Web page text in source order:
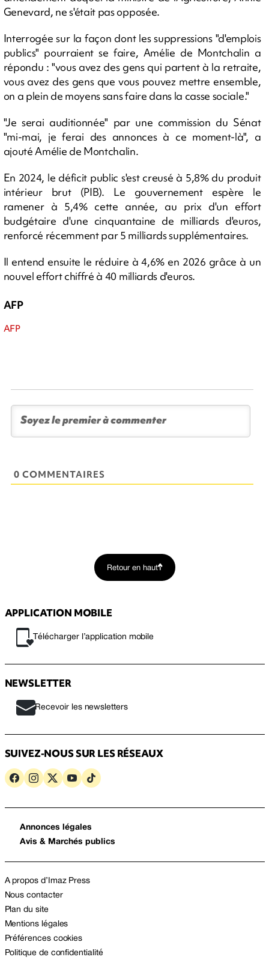
Genevard, ne s'était pas opposée.
Interrogée sur la façon dont les suppressions "d'emplois
publics" pourraient se faire, Amélie de Montchalin a
répondu : "vous avez des gens qui partent à la retraite,
vous avez des gens que vous pouvez mettre ensemble,
on a plein de moyens sans faire dans la casse sociale."
"Je serai auditionnée" par une commission du Sénat
"mi-mai, je ferai des annonces à ce moment-là", a
ajouté Amélie de Montchalin.
En 2024, le déficit public s'est creusé à 5,8% du produit
intérieur brut (PIB). Le gouvernement espère le
ramener à 5,4% cette année, au prix d'un effort
budgétaire d'une cinquantaine de milliards d'euros,
renforcé récemment par 5 milliards supplémentaires.
Il entend ensuite le réduire à 4,6% en 2026 grâce à un
nouvel effort chiffré à 40 milliards d'euros.
AFP
AFP
0 COMMENTAIRES
Retour en haut
APPLICATION MOBILE
Télécharger l’application mobile
NEWSLETTER
Recevoir les newsletters
SUIVEZ-NOUS SUR LES RÉSEAUX
Annonces légales
Avis & Marchés publics
A propos d’Imaz Press
Nous contacter
Plan du site
Mentions légales
Préférences cookies
Politique de confidentialité